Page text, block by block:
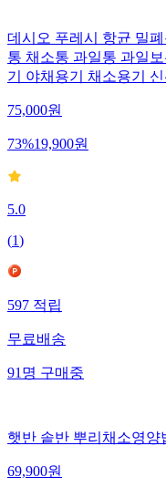
데시오 푸레시 항균 밀
통 채소통 과일통 과일
기 야채용기 채소용기
75,000원
73%19,900원
5.0
(1)
597적립
무료배송
91명구매중
햇반 솥반 뿌리채소영양
69,900원